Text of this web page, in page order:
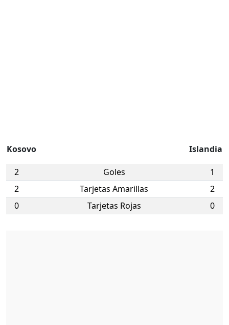
Kosovo Islandia
2 Goles
1
2
Tarjetas Amarillas
2
0
Tarjetas Rojas 0